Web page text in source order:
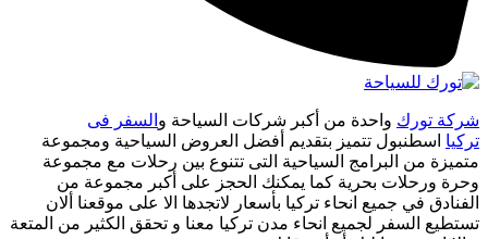
شركة تورك واحدة من أكبر شركات السياحة و السفر فى
تركيا اسطنبول تتميز بتقديم أفضل العروض السياحية ومجموعة
متميزة من البرامج السياحية التى تتنوع بين رحلات مع مجموعة
وحرة ورحلات بحرية كما يمكنك الحجز على أكبر مجموعة من
الفنادق في جميع انحاء تركيا بأسعار لاتجدها الا على موقعنا ألان
تستطيع السفر لجميع انحاء مدن تركيا معنا و تحقق الكثير من المتعة